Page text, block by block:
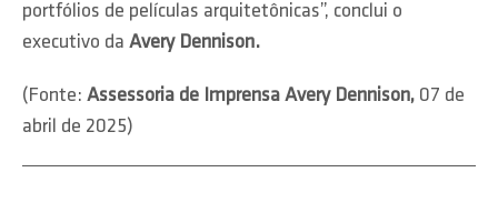
portfólios de películas arquitetônicas”, conclui o
executivo da Avery Dennison.
(Fonte: Assessoria de Imprensa Avery Dennison, 07 de
abril de 2025)